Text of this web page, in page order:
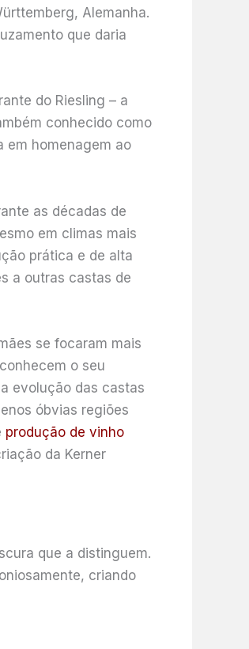
Alemanha.
que daria
do Riesling – a
conhecido como
em homenagem ao
as décadas de
em climas mais
prática e de alta
a outras castas de
se focaram mais
o seu
evolução das castas
óbvias regiões
produção de vinho
da Kerner
que a distinguem.
criando